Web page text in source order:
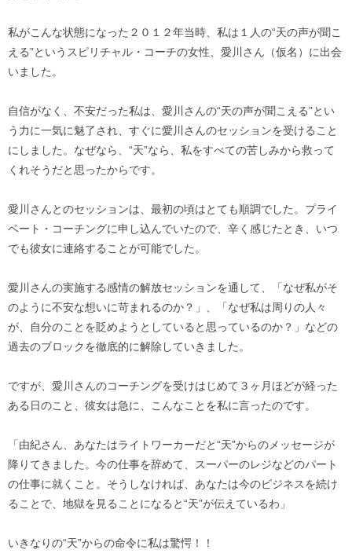
私がこんな状態になった２０１２年当時、私は１人の“天の声が聞こ
える”というスピリチャル・コーチの女性、愛川さん（仮名）に出会
いました。
自信がなく、不安だった私は、愛川さんの“天の声が聞こえる”とい
う力に一気に魅了され、すぐに愛川さんのセッションを受けること
にしました。なぜなら、“天”なら、私をすべての苦しみから救って
くれそうだと思ったからです。
愛川さんとのセッションは、最初の頃はとても順調でした。プライ
ベート・コーチングに申し込んでいたので、辛く感じたとき、いつ
でも彼女に連絡することが可能でした。
愛川さんの実施する感情の解放セッションを通して、「なぜ私がそ
のように不安な想いに苛まれるのか？」、「なぜ私は周りの人々
が、自分のことを貶めようとしていると思っているのか？」などの
過去のブロックを徹底的に解除していきました。
ですが、愛川さんのコーチングを受けはじめて３ヶ月ほどが経った
ある日のこと、彼女は急に、こんなことを私に言ったのです。
「由紀さん、あなたはライトワーカーだと“天”からのメッセージが
降りてきました。今の仕事を辞めて、スーパーのレジなどのパート
の仕事に就くこと。そうしなければ、あなたは今のビジネスを続け
ることで、地獄を見ることになると“天”が伝えているわ」
いきなりの“天”からの命令に私は驚愕！！